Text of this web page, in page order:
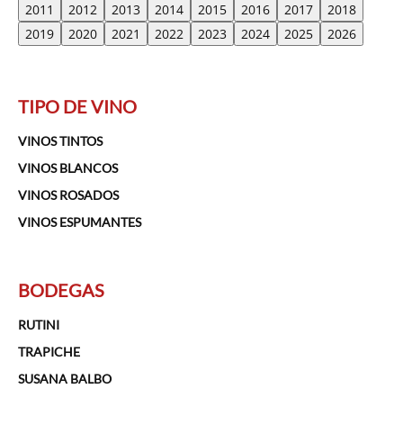
2011
2012 2013 2014 2015 2016 2017
2018
2019
2020 2021 2022 2023 2024 2025 2026
TIPO DE VINO
VINOS TINTOS
VINOS BLANCOS
VINOS ROSADOS
VINOS ESPUMANTES
BODEGAS
RUTINI
TRAPICHE
SUSANA BALBO